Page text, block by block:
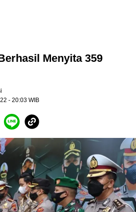
Menyita 359
- 20:03 WIB